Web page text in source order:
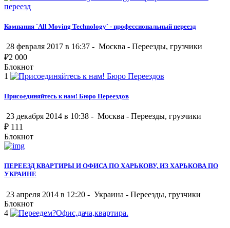
Компания `All Moving Technology` - профессиональный переезд
28 февраля 2017 в 16:37 - Москва - Переезды, грузчики
₽2 000
Блокнот
1
Присоединяйтесь к нам! Бюро Переездов
23 декабря 2014 в 10:38 - Москва - Переезды, грузчики
₽ 111
Блокнот
ПЕРЕЕЗД КВАРТИРЫ И ОФИСА ПО ХАРЬКОВУ, ИЗ ХАРЬКОВА ПО
УКРАИНЕ
23 апреля 2014 в 12:20 - Украина - Переезды, грузчики
Блокнот
4